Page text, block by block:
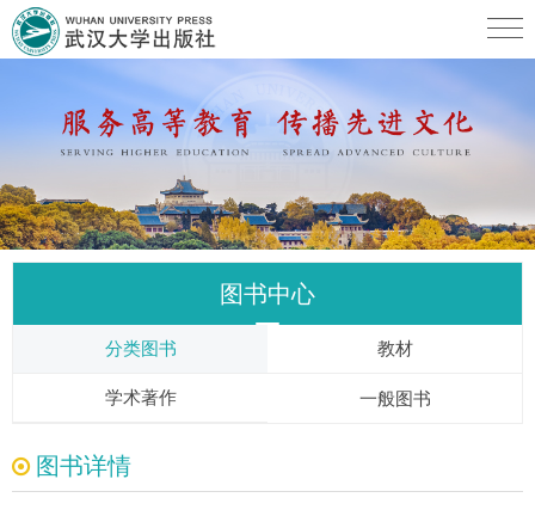
图书中心
分类图书 教材
学术著作 一般图书
图书详情